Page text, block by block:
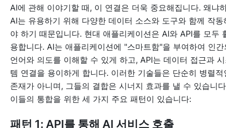
AI에 관해 이야기할 때, 이 연결은 더욱 중요해집니다. 왜냐
AI는 유용하기 위해 다양한 데이터 소스와 도구와 함께 작동
야 하기 때문입니다. 현대 애플리케이션은 AI와 API를 모두
용합니다. AI는 애플리케이션에 "스마트함"을 부여하여 인간
언어와 의도를 이해할 수 있게 하고, API는 데이터 접근과
템 연결을 용이하게 합니다. 이러한 기술들은 단순히 병렬적
존재가 아니며, 그들의 결합은 시너지 효과를 낼 수 있습니
이들의 통합을 위한 세 가지 주요 패턴이 있습니다:
패턴 1: API를 통해 AI 서비스 호출